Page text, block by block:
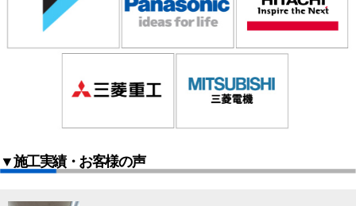
▼施工実績・お客様の声